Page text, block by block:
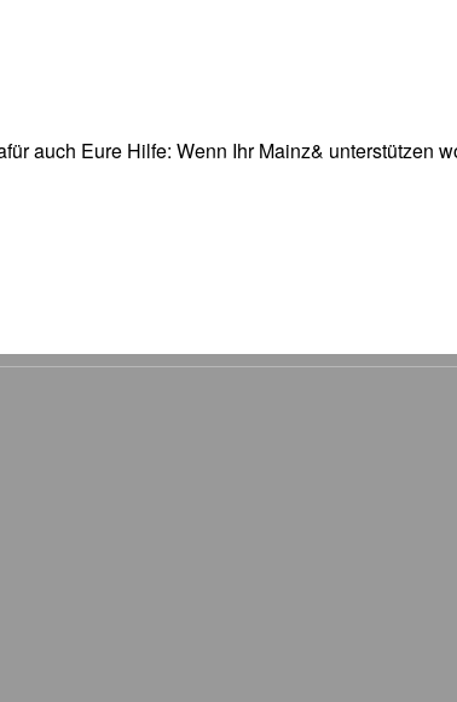
auch Eure Hilfe: Wenn Ihr Mainz& unterstützen